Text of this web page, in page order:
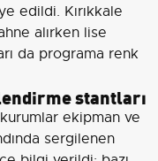
edildi. Kırıkkale
alırken lise
da programa renk
stantları
ekipman ve
sergilenen